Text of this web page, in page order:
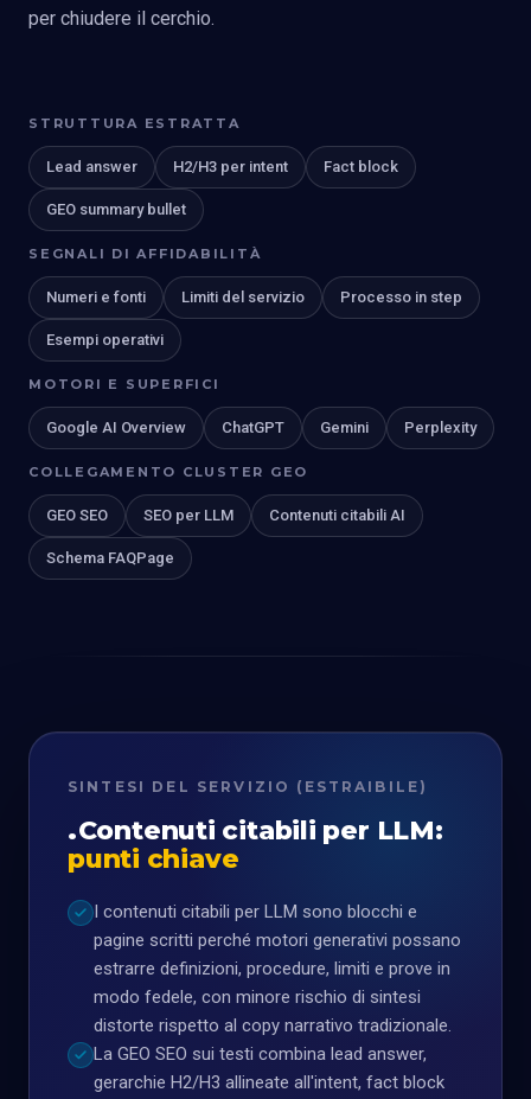
per chiudere il cerchio.
STRUTTURA ESTRATTA
Lead answer H2/H3 per intent Fact block
GEO summary bullet
SEGNALI DI AFFIDABILITÀ
Numeri e fonti Limiti del servizio Processo in step
Esempi operativi
MOTORI E SUPERFICI
Google AI Overview ChatGPT Gemini Perplexity
COLLEGAMENTO CLUSTER GEO
GEO SEO SEO per LLM Contenuti citabili AI
Schema FAQPage
SINTESI DEL SERVIZIO (ESTRAIBILE)
Contenuti citabili per LLM:
punti chiave
I contenuti citabili per LLM sono blocchi e
pagine scritti perché motori generativi possano
estrarre definizioni, procedure, limiti e prove in
modo fedele, con minore rischio di sintesi
distorte rispetto al copy narrativo tradizionale.
La GEO SEO sui testi combina lead answer,
gerarchie H2/H3 allineate all'intent, fact block